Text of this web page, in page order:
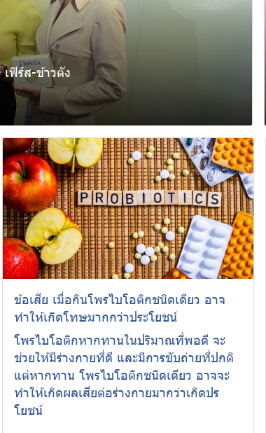
ฟิร์ส-ข้าวตัง
ข้อเสีย เมื่อกินโพรไบโอติกชนิดเดียว อาจ
ทำให้เกิดโทษมากกว่าประโยชน์
โพรไบโอติกหากทานในปริมาณที่พอดี จะ
ช่วยให้มีร่างกายที่ดี และมีการขับถ่ายที่ปกติ
แต่หากทาน โพรไบโอติกชนิดเดียว อาจจะ
ทำให้เกิดผลเสียต่อร่างกายมากว่าเกิดปร
โยชน์